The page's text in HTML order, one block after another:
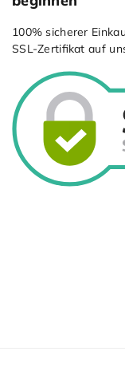
100% sicherer
SSL-Zertiﬁkat auf